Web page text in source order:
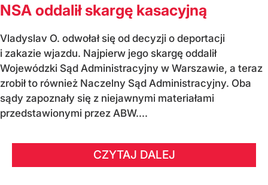
NSA oddalił skargę kasacyjną
Vladyslav O. odwołał się od decyzji o deportacji
i zakazie wjazdu. Najpierw jego skargę oddalił
Wojewódzki Sąd Administracyjny w Warszawie, a teraz
zrobił to również Naczelny Sąd Administracyjny. Oba
sądy zapoznały się z niejawnymi materiałami
przedstawionymi przez ABW....
CZYTAJ DALEJ